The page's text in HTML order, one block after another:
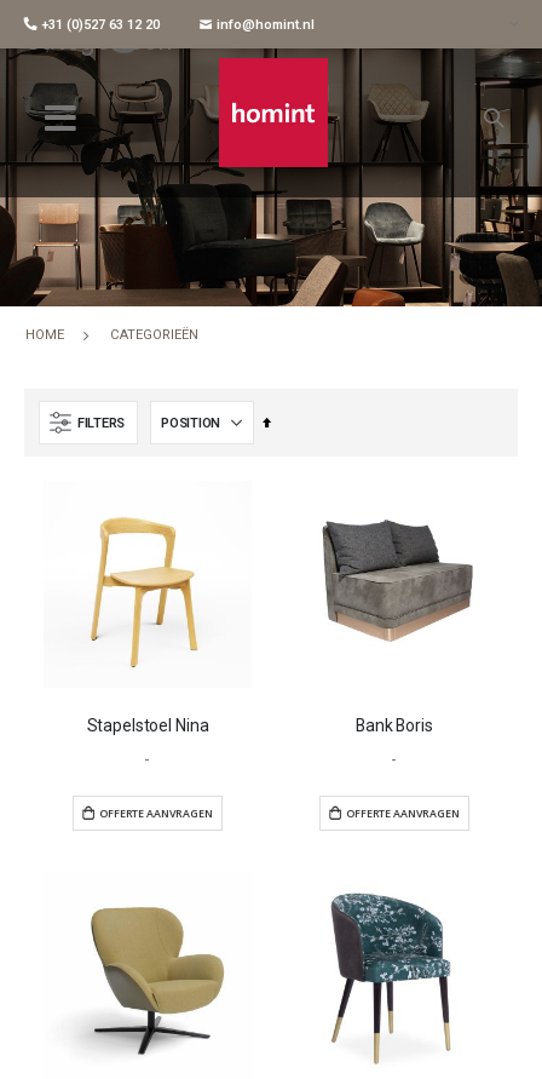
+31 (0)527 63 12 20 info@homint.nl
Categorieën
HOME CATEGORIEËN
FILTERS
Set
Stapelstoel Nina
-
OFFERTE AANVRAGEN
Bank Boris
-
OFFERTE